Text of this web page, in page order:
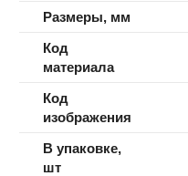
Размеры, мм
Код
материала
Код
изображения
В упаковке,
шт